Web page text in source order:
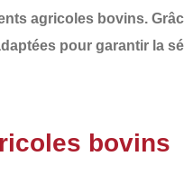
agricoles bovins.
pour garantir la
bovins